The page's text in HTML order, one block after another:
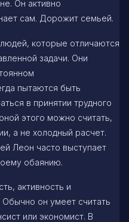
Он активно
сам. Дорожит семьей.
которые отличаются
задачи. Они
пытаются быть
в принятии трудного
этого можно считать,
а не холодный расчет.
Леон часто выступает
обаянию.
активность и
он умеет считать
или экономист. В